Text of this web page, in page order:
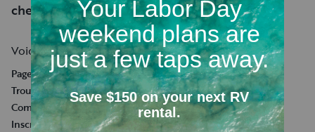
cherchez.
Voici quelques liens utiles :
Page d'accueil
Trouver une location de camping-car
Comment ça marche
Inscrire votre camping-car